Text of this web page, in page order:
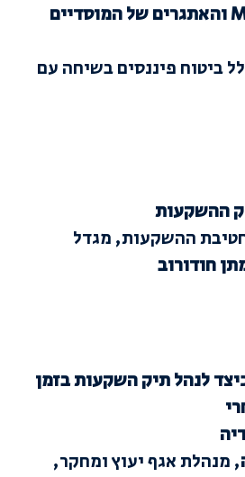
חשיבות עסקת Max והאתגרים של המוסדיים
ביטוח פיננסים בשיחה עם
ההשקעות
ההשקעות, מגדל
חודורוב
2024 – כיצד לנהל תיק השקעות בזמן
, מנהלת אגף יעוץ ומחקר,